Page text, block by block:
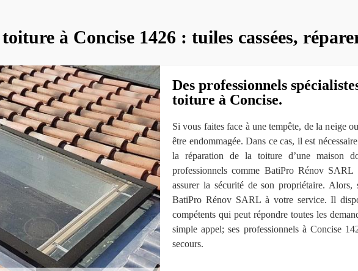
à Concise 1426 : tuiles cassées,
Des professionnels
toiture à Concise.
Si vous faites face à une tempête, de la neige
être endommagée. Dans ce cas, il est
la réparation de la toiture d’une maison
professionnels comme BatiPro Rénov
assurer la sécurité de son propriétaire.
BatiPro Rénov SARL à votre service. Il
compétents qui peut répondre toutes les
simple appel; ses professionnels à Concise
secours.